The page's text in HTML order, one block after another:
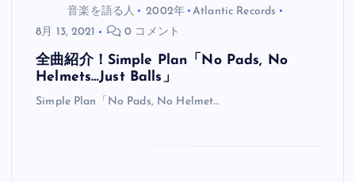
音楽を語る人 2002年
Atlantic Records
8月 13, 2021
0 コメント
全曲紹介！Simple Plan「No Pads, No
Helmets…Just Balls」
Simple Plan「No Pads, No Helmet…